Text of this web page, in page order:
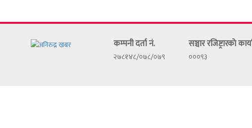
कम्पनी दर्ता नं.
२७८१४८/०७८/०७९
सञ्चार रजिष्ट्रारकाे
०००९३